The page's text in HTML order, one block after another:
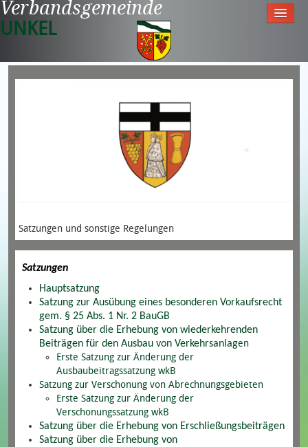
Verbandsgemeinde
UNKEL
Satzungen und sonstige Regelungen
Satzungen
Hauptsatzung
Satzung zur Ausübung eines besonderen Vorkaufsrecht
gem. § 25 Abs. 1 Nr. 2 BauGB
Satzung über die Erhebung von wiederkehrenden
Beiträgen für den Ausbau von Verkehrsanlagen
Erste Satzung zur Änderung der
Ausbaubeitragssatzung wkB
Satzung zur Verschonung von Abrechnungsgebieten
Erste Satzung zur Änderung der
Verschonungssatzung wkB
Satzung über die Erhebung von Erschließungsbeiträgen
Satzung über die Erhebung von